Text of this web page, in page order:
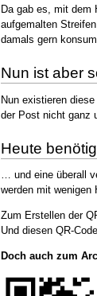
Da gab es, mit dem
aufgemalten
damals gern
Nun ist aber
Nun existieren
der Post nicht ganz
Heute
… und eine überall
werden mit wenigen
Zum Erstellen der
Und diesen QR-
Doch auch zum